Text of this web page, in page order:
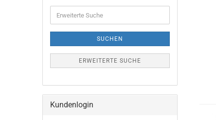
Suche
SUCHEN
ERWEITERTE SUCHE
Kundenlogin